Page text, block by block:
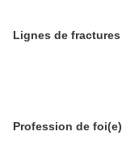
Lignes de fractures
Profession de foi(e)